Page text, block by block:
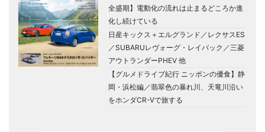
全盛期】電動化の流れは止まるどころか進
化し続けている
日産キックス＋エルグランド／レクサスES
／SUBARUレヴォーグ・レイバック／三菱
アウトランダーPHEV 他
【グルメドライブ紀行 ニッポンの優食】静
岡・浜松編／翡翠色の暴れ川、天竜川沿い
をホンダCR-Vで旅する